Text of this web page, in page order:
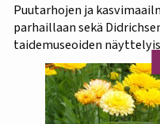
Puutarhojen ja
parhaillaan sekä
taidemuseoiden